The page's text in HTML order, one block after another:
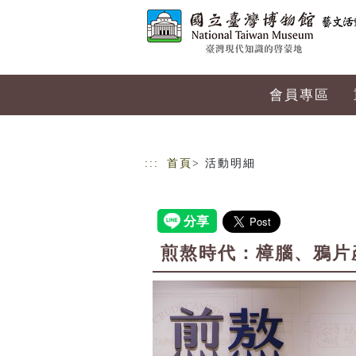
會員專區
::: 首頁 > 活動明細
煎熬時代：樟腦、鴉